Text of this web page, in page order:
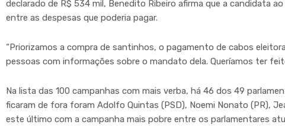
declarado de R$ 534 mil, Benedito Ribeiro afirma que a candidata
entre as despesas que poderia pagar.
“Priorizamos a compra de santinhos, o pagamento de cabos
pessoas com informações sobre o mandato dela. Queríamos ter
Na lista das 100 campanhas com mais verba, há 46 dos 49
ficaram de fora foram Adolfo Quintas (PSD), Noemi Nonato (PR),
este último com a campanha mais pobre entre os parlamentares